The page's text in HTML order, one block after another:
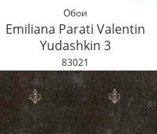
Обои
Emiliana Parati Valentin
Yudashkin 3
83021